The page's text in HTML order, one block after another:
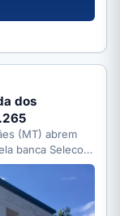
dos
(MT) abrem
banca Selecon.